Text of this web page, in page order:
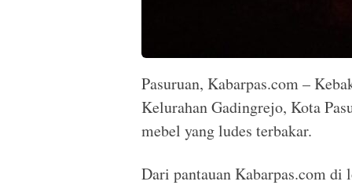
Pasuruan, Kabarpas.com –
Kelurahan Gadingrejo, Kota
mebel yang ludes terbakar.
Dari pantauan Kabarpas.com di